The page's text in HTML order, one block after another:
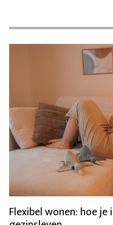
Flexibel wonen: hoe